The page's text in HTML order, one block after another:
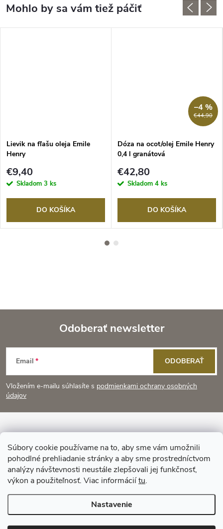
Súbory cookie používame na to, aby sme vám umožnili
pohodlné prehliadanie stránky a aby sme prostredníctvom
analýzy návštevnosti neustále zlepšovali jej funkčnosť,
výkon a použiteľnosť. Viac informáciítu.
Nastavenie
Lievik na fľašu oleja Emile
Henry
€9,40
Skladom 3 ks
DO KOŠÍKA
€44,90
–4 %
Dóza na ocot/olej Emile Henry
0,4 l granátová
€42,80
Skladom 4 ks
DO KOŠÍKA
Z
á
p
ä
e
Odoberať newsletter
Email
Vložením e-mailu súhlasíte s podmienkami ochrany osobných
údajov
ODOBERAŤ
Informácie pre vás
Prijímame online platby
Copyright 2026KitchenStyle. Všetky práva vyhradené.